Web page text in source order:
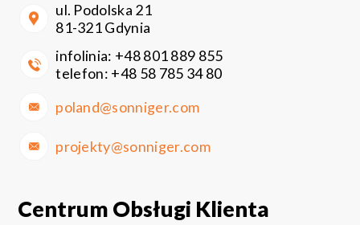
ul. Podolska 21
81-321 Gdynia
infolinia: +48 801 889 855
telefon: +48 58 785 34 80
poland@sonniger.com
projekty@sonniger.com
Centrum Obsługi Klienta